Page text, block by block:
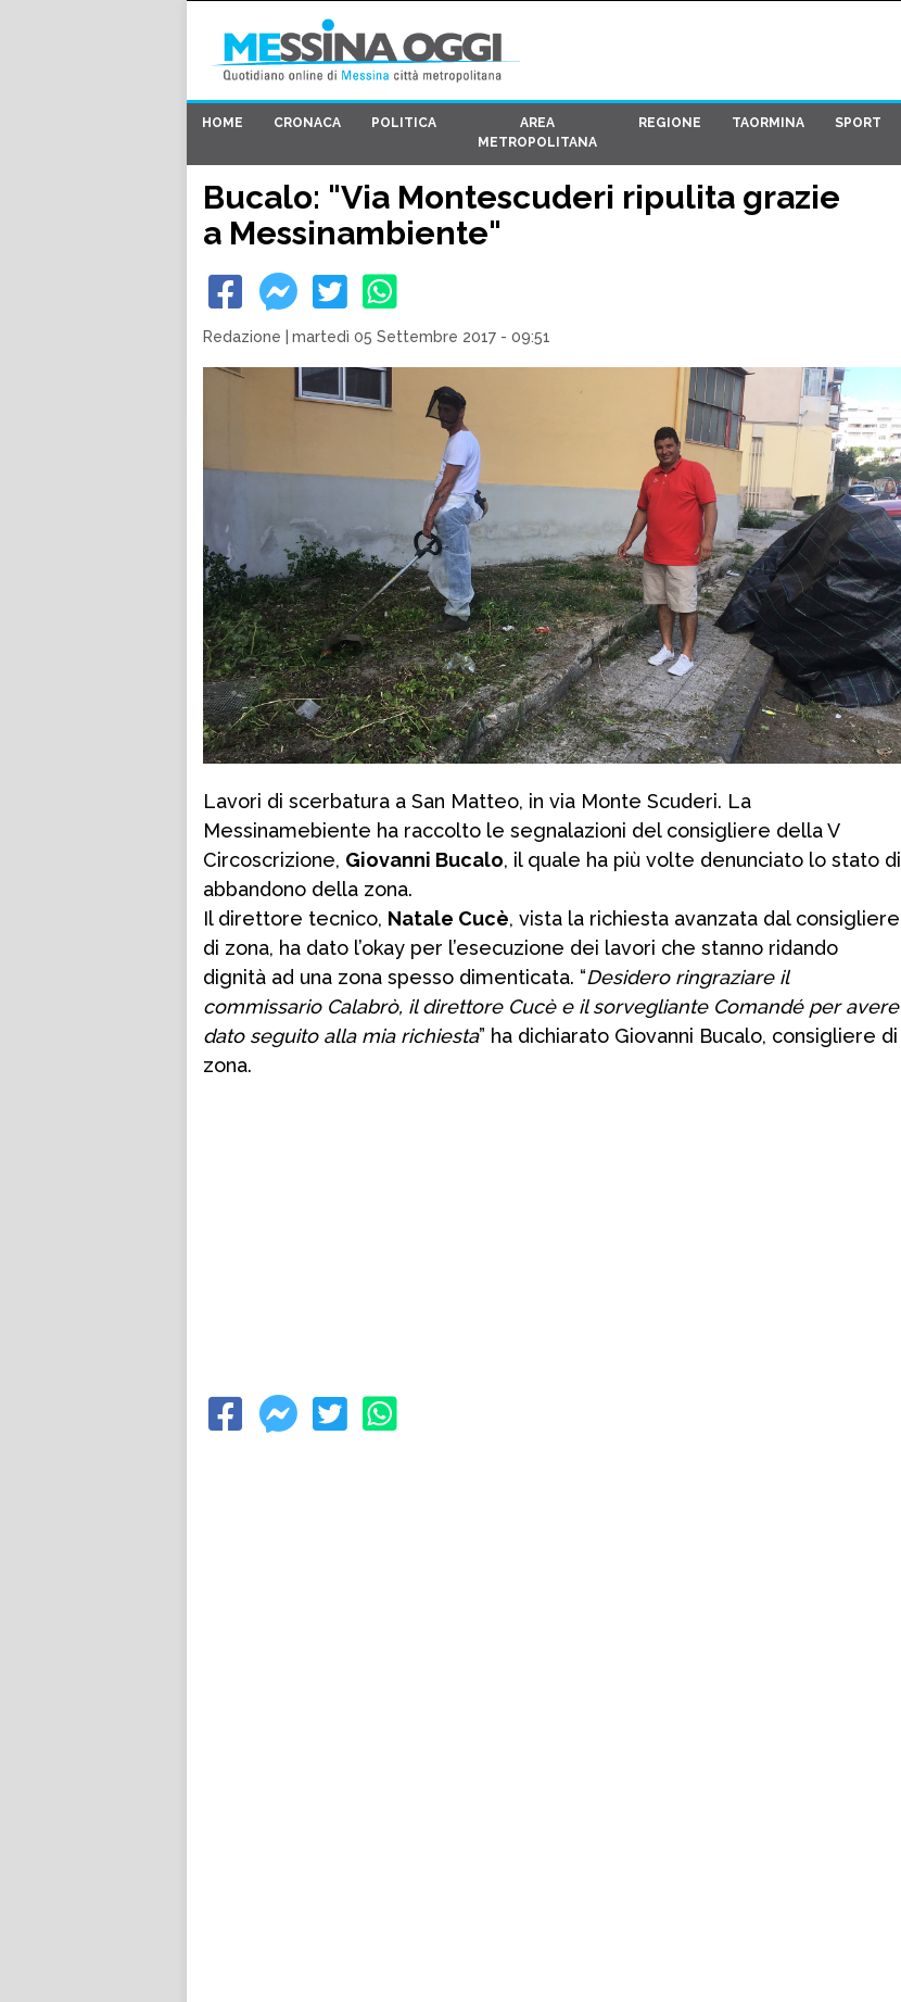
HOME CRONACA POLITICA
AREA
METROPOLITANA
REGIONE TAORMINA SPORT
Bucalo: "Via Montescuderi ripulita grazie
a Messinambiente"
Redazione martedì 05 Settembre 2017 - 09:51
Lavori di scerbatura a San Matteo, in via Monte Scuderi. La
Messinamebiente ha raccolto le segnalazioni del consigliere della V
Circoscrizione, Giovanni Bucalo, il quale ha più volte denunciato lo stato di
abbandono della zona.
Il direttore tecnico, Natale Cucè, vista la richiesta avanzata dal consigliere
di zona, ha dato l’okay per l’esecuzione dei lavori che stanno ridando
dignità ad una zona spesso dimenticata. “Desidero ringraziare il
commissario Calabrò, il direttore Cucè e il sorvegliante Comandé per avere
dato seguito alla mia richiesta” ha dichiarato Giovanni Bucalo, consigliere di
zona.